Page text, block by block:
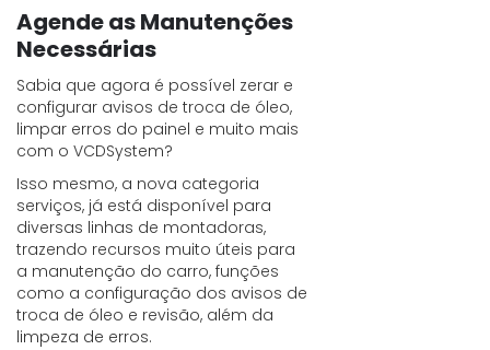
Agende as Manutenções
Necessárias
Sabia que agora é possível zerar e
configurar avisos de troca de óleo,
limpar erros do painel e muito mais
com o VCDSystem?
Isso mesmo, a nova categoria
serviços, já está disponível para
diversas linhas de montadoras,
trazendo recursos muito úteis para
a manutenção do carro, funções
como a configuração dos avisos de
troca de óleo e revisão, além da
limpeza de erros.